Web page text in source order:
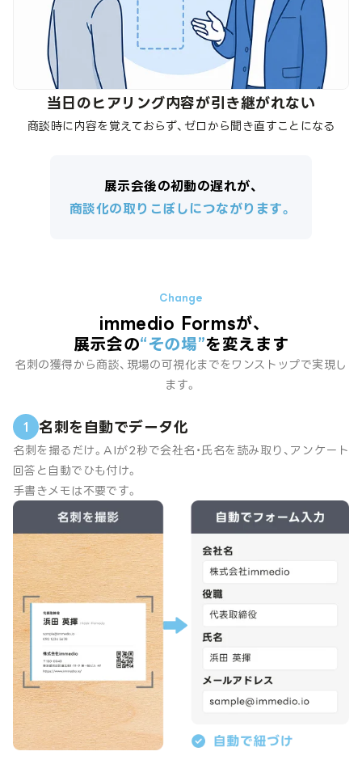
当日のヒアリング内容が引き継がれない
商談時に内容を覚えておらず、ゼロから聞き直すことになる
展示会後の初動の遅れが、
商談化の取りこぼしにつながります。
immedio Formsが、
展示会の“その場”を変えます
名刺の獲得から商談、現場の可視化までをワンストップで実現し
ます。
1 名刺を自動でデータ化
名刺を撮るだけ。AIが2秒で会社名・氏名を読み取り、アンケート
回答と自動でひも付け。
手書きメモは不要です。